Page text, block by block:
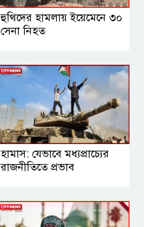
হুথিদের হামলায় ইয়েমেনে ৩০
সেনা নিহত
হামাস: যেভাবে মধ্যপ্রাচ্যের
রাজনীতিতে প্রভাব